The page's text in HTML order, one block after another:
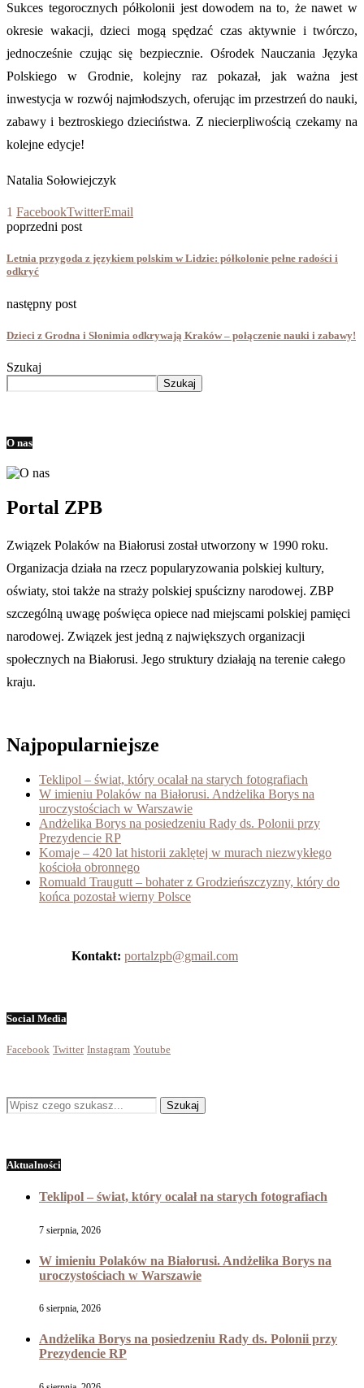
Sukces tegorocznych półkolonii jest dowodem na to, że nawet w
okresie wakacji, dzieci mogą spędzać czas aktywnie i twórczo,
jednocześnie czując się bezpiecznie. Ośrodek Nauczania Języka
Polskiego w Grodnie, kolejny raz pokazał, jak ważna jest
inwestycja w rozwój najmłodszych, oferując im przestrzeń do nauki,
zabawy i beztroskiego dzieciństwa. Z niecierpliwością czekamy na
kolejne edycje!
Natalia Sołowiejczyk
1 FacebookTwitterEmail
poprzedni post
Letnia przygoda z językiem polskim w Lidzie: półkolonie pełne radości i
odkryć
następny post
Dzieci z Grodna i Słonimia odkrywają Kraków – połączenie nauki i zabawy!
Szukaj
Szukaj
O nas
Portal ZPB
Związek Polaków na Białorusi został utworzony w 1990 roku.
Organizacja działa na rzecz popularyzowania polskiej kultury,
oświaty, stoi także na straży polskiej spuścizny narodowej. ZBP
szczególną uwagę poświęca opiece nad miejscami polskiej pamięci
narodowej. Związek jest jedną z największych organizacji
społecznych na Białorusi. Jego struktury działają na terenie całego
kraju.
Najpopularniejsze
Teklipol – świat, który ocalał na starych fotografiach
W imieniu Polaków na Białorusi. Andżelika Borys na
uroczystościach w Warszawie
Andżelika Borys na posiedzeniu Rady ds. Polonii przy
Prezydencie RP
Komaje – 420 lat historii zaklętej w murach niezwykłego
kościoła obronnego
Romuald Traugutt – bohater z Grodzieńszczyzny, który do
końca pozostał wierny Polsce
Kontakt: portalzpb@gmail.com
Social Media
Facebook Twitter Instagram Youtube
Aktualności
Teklipol – świat, który ocalał na starych fotografiach
7 sierpnia, 2026
W imieniu Polaków na Białorusi. Andżelika Borys na
uroczystościach w Warszawie
6 sierpnia, 2026
Andżelika Borys na posiedzeniu Rady ds. Polonii przy
Prezydencie RP